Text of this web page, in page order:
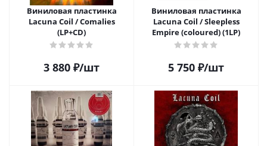
Виниловая пластинка
Lacuna Coil / Comalies
(LP+CD)
3 880 ₽/шт
Виниловая пластинка
Lacuna Coil / Sleepless
Empire (coloured) (1LP)
5 750 ₽/шт